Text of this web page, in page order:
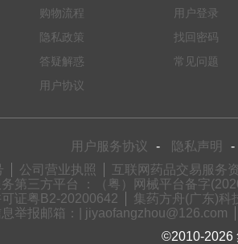
购物流程
隐私政策
答疑解惑
用户协议
用户登录
找回密码
常见问题
用户服务协议 - 隐私声明
-
公司营业执照
互联网药品交易服务
第三方平台 ：（粤）网械平台备字
证粤B2-20200642
集药方舟(广东)科
举报邮箱：| jiyaofangzhou@126.com
©2010-2026